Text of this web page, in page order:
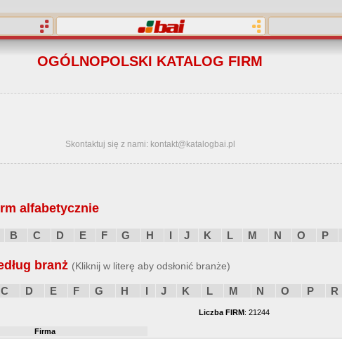
OGÓLNOPOLSKI KATALOG FIRM
Skontaktuj się z nami: kontakt@katalogbai.pl
alfabetycznie
B C D E F G H I J K L M N O P
branż (Kliknij w literę aby odsłonić branże)
C D E F G H I J K L M N O P R
Liczba FIRM: 21244
Firma